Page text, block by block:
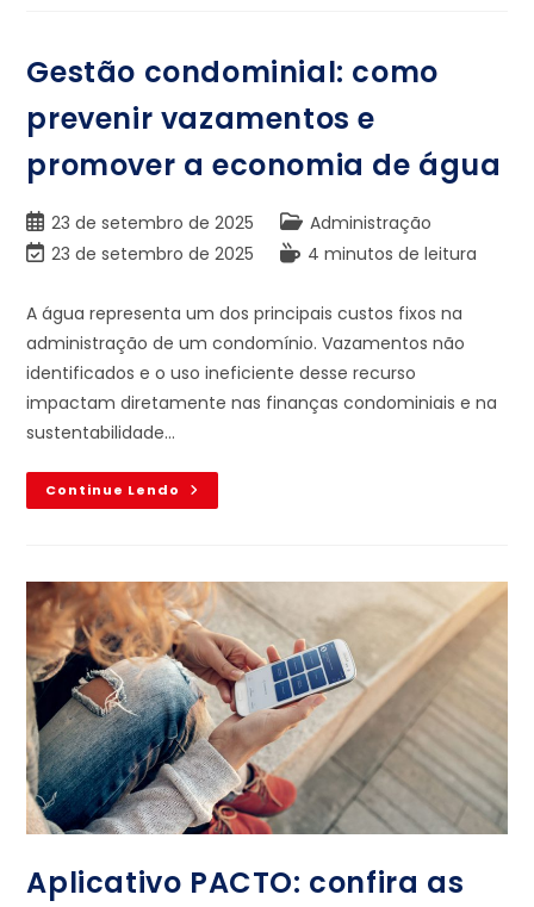
Gestão condominial: como
prevenir vazamentos e
promover a economia de água
23 de setembro de 2025
Administração
23 de setembro de 2025
4 minutos de leitura
A água representa um dos principais custos fixos na
administração de um condomínio. Vazamentos não
identificados e o uso ineficiente desse recurso
impactam diretamente nas finanças condominiais e na
sustentabilidade…
Continue Lendo
Aplicativo PACTO: confira as